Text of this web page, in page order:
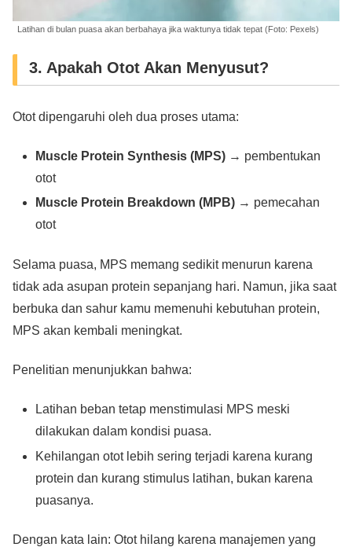
Latihan di bulan puasa akan berbahaya jika waktunya tidak tepat (Foto: Pexels)
3. Apakah Otot Akan Menyusut?
Otot dipengaruhi oleh dua proses utama:
Muscle Protein Synthesis (MPS) → pembentukan
otot
Muscle Protein Breakdown (MPB) → pemecahan
otot
Selama puasa, MPS memang sedikit menurun karena
tidak ada asupan protein sepanjang hari. Namun, jika saat
berbuka dan sahur kamu memenuhi kebutuhan protein,
MPS akan kembali meningkat.
Penelitian menunjukkan bahwa:
Latihan beban tetap menstimulasi MPS meski
dilakukan dalam kondisi puasa.
Kehilangan otot lebih sering terjadi karena kurang
protein dan kurang stimulus latihan, bukan karena
puasanya.
Dengan kata lain: Otot hilang karena manajemen yang